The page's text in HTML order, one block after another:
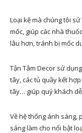
Loại kệ mà chúng tôi
mốc, giúp các nhà
lâu hơn, tránh bị mốc
Tận Tâm Decor sử
tây, các tủ quầy kết
tây… giúp quý khách
Về hệ thống ánh sáng,
sáng làm cho nổi bật